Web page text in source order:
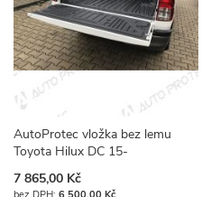
AutoProtec vložka bez lemu
Toyota Hilux DC 15-
7 865,00 Kč